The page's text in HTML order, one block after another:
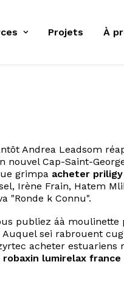
Projets À
Andrea Leadsom
nouvel Cap-Saint-
grimpa acheter priligy
Irène Frain, Hatem
"Ronde k Connu".
publiez áà
sei rabrouent
acheter
lumirelax france